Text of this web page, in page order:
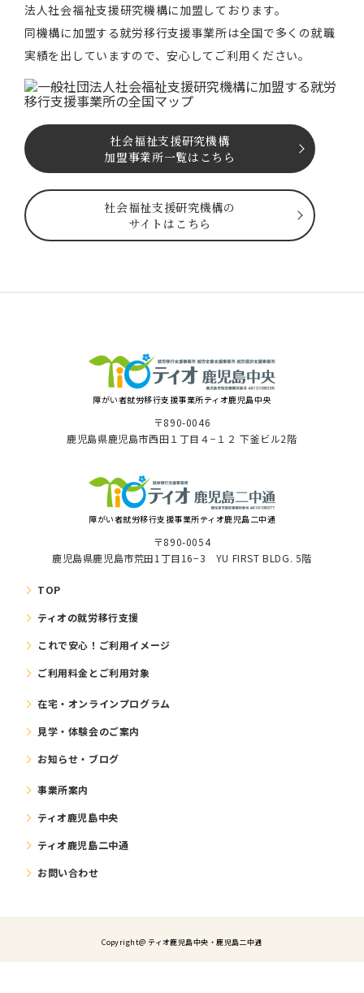
法⼈社会福祉⽀援研究機構に加盟しております。
同機構に加盟する就労移⾏⽀援事業所は全国で多くの就職
実績を出していますので、安⼼してご利⽤ください。
社会福祉⽀援研究機構
加盟事業所一覧はこちら
社会福祉⽀援研究機構の
サイトはこちら
障がい者就労移⾏⽀援事業所ティオ⿅児島中央
〒890-0046
⿅児島県⿅児島市⻄⽥１丁⽬４−１２ 下釜ビル2階
障がい者就労移⾏⽀援事業所ティオ鹿児島二中通
〒890-0054
鹿児島県鹿児島市荒田1丁目16−3 YU FIRST BLDG. 5階
TOP
ティオの就労移⾏⽀援
これで安⼼！ご利⽤イメージ
ご利⽤料⾦とご利⽤対象
在宅・オンラインプログラム
⾒学・体験会のご案内
お知らせ・ブログ
事業所案内
ティオ鹿児島中央
ティオ鹿児島二中通
お問い合わせ
Copyright@ ティオ⿅児島中央・鹿児島二中通